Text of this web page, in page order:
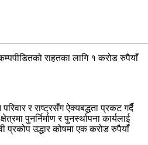
राहतका लागि १ करोड रुपैयाँ
र राष्ट्रसँग ऐक्यबद्धता प्रकट गर्दै
पुनर्निर्माण र पुनर्स्थापना कार्यलाई
प्रकोप उद्धार कोषमा एक करोड रुपैयाँ